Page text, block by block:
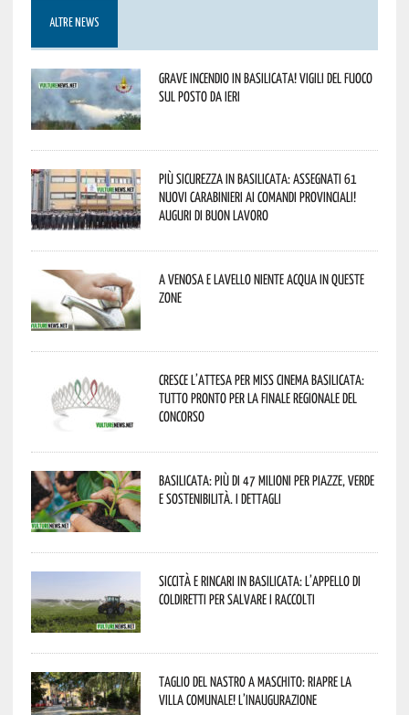
ALTRE NEWS
Grave incendio in Basilicata! Vigili del fuoco
sul posto da ieri
Più sicurezza in Basilicata: assegnati 61
nuovi Carabinieri ai Comandi provinciali!
Auguri di buon lavoro
A Venosa e Lavello niente acqua in queste
zone
Cresce l’attesa per Miss Cinema Basilicata:
tutto pronto per la finale regionale del
concorso
Basilicata: più di 47 milioni per piazze, verde
e sostenibilità. I dettagli
Siccità e rincari in Basilicata: l’appello di
Coldiretti per salvare i raccolti
Taglio del nastro a Maschito: riapre la
Villa Comunale! L’inaugurazione